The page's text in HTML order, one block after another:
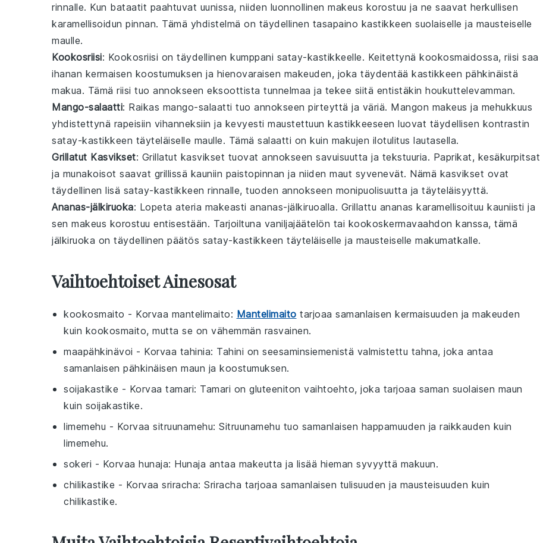
rinnalle. Kun bataatit paahtuvat uunissa, niiden luonnollinen makeus korostuu ja ne saavat herkullisen
karamellisoidun pinnan. Tämä yhdistelmä on täydellinen tasapaino kastikkeen suolaiselle ja mausteiselle
maulle.
Kookosriisi: Kookosriisi on täydellinen kumppani satay-kastikkeelle. Keitettynä kookosmaidossa, riisi saa
ihanan kermaisen koostumuksen ja hienovaraisen makeuden, joka täydentää kastikkeen pähkinäistä
makua. Tämä riisi tuo annokseen eksoottista tunnelmaa ja tekee siitä entistäkin houkuttelevamman.
Mango-salaatti: Raikas mango-salaatti tuo annokseen pirteyttä ja väriä. Mangon makeus ja mehukkuus
yhdistettynä rapeisiin vihanneksiin ja kevyesti maustettuun kastikkeeseen luovat täydellisen kontrastin
satay-kastikkeen täyteläiselle maulle. Tämä salaatti on kuin makujen ilotulitus lautasella.
Grillatut Kasvikset: Grillatut kasvikset tuovat annokseen savuisuutta ja tekstuuria. Paprikat, kesäkurpitsat
ja munakoisot saavat grillissä kauniin paistopinnan ja niiden maut syvenevät. Nämä kasvikset ovat
täydellinen lisä satay-kastikkeen rinnalle, tuoden annokseen monipuolisuutta ja täyteläisyyttä.
Ananas-jälkiruoka: Lopeta ateria makeasti ananas-jälkiruoalla. Grillattu ananas karamellisoituu kauniisti ja
sen makeus korostuu entisestään. Tarjoiltuna vaniljajäätelön tai kookoskermavaahdon kanssa, tämä
jälkiruoka on täydellinen päätös satay-kastikkeen täyteläiselle ja mausteiselle makumatkalle.
Vaihtoehtoiset Ainesosat
kookosmaito - Korvaa mantelimaito: Mantelimaito tarjoaa samanlaisen kermaisuuden ja makeuden
kuin kookosmaito, mutta se on vähemmän rasvainen.
maapähkinävoi - Korvaa tahinia: Tahini on seesaminsiemenistä valmistettu tahna, joka antaa
samanlaisen pähkinäisen maun ja koostumuksen.
soijakastike - Korvaa tamari: Tamari on gluteeniton vaihtoehto, joka tarjoaa saman suolaisen maun
kuin soijakastike.
limemehu - Korvaa sitruunamehu: Sitruunamehu tuo samanlaisen happamuuden ja raikkauden kuin
limemehu.
sokeri - Korvaa hunaja: Hunaja antaa makeutta ja lisää hieman syvyyttä makuun.
chilikastike - Korvaa sriracha: Sriracha tarjoaa samanlaisen tulisuuden ja mausteisuuden kuin
chilikastike.